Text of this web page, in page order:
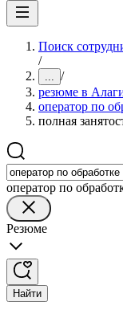
Поиск
/
... /
резюме в
оператор по
полная
оператор по
Резюме
Найти